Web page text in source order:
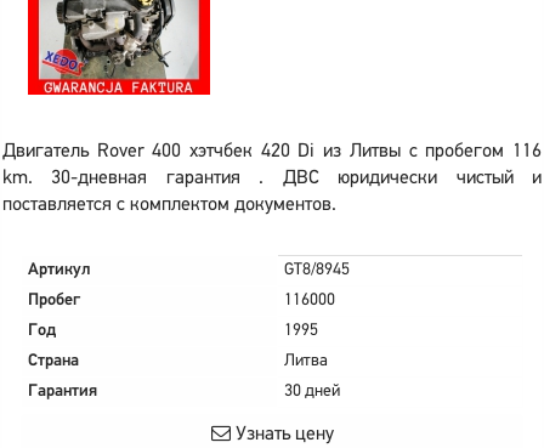
Двигатель Rover 400 хэтчбек 420 Di из Литвы с пробегом 116
km. 30-дневная гарантия . ДВС юридически чистый и
поставляется с комплектом документов.
Артикул
GT8/8945
Пробег
116000
Год
1995
Страна
Литва
Гарантия
30 дней
Узнать цену